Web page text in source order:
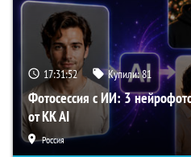
17:31:51 Купили:81
Фотосессия с ИИ: 3
от KK AI
Россия